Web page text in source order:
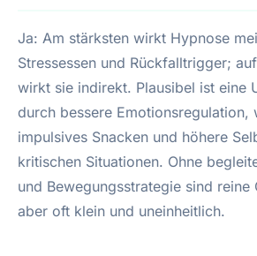
Ja: Am stärksten wirkt Hypnose
Stressessen und Rückfalltrigger;
wirkt sie indirekt. Plausibel ist eine
durch bessere Emotionsregulation,
impulsives Snacken und höhere
kritischen Situationen. Ohne
und Bewegungsstrategie sind
aber oft klein und uneinheitlich.